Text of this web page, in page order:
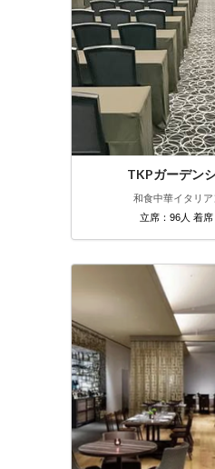
TKPガーデン
和食中華イタリ
立席：96人 着